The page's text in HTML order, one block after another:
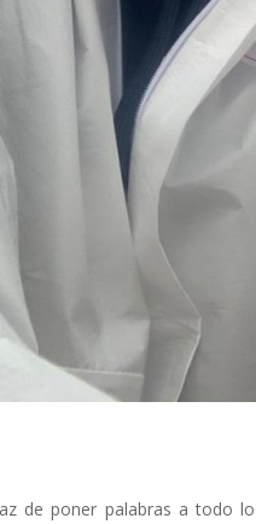
de poner palabras a todo